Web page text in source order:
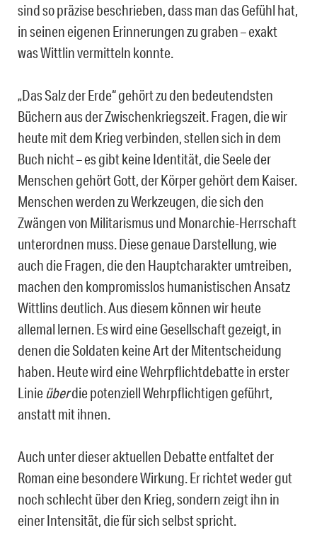
sind so präzise beschrieben, dass man das Gefühl hat,
in seinen eigenen Erinnerungen zu graben – exakt
was Wittlin vermitteln konnte.
„Das Salz der Erde“ gehört zu den bedeutendsten
Büchern aus der Zwischenkriegszeit. Fragen, die wir
heute mit dem Krieg verbinden, stellen sich in dem
Buch nicht – es gibt keine Identität, die Seele der
Menschen gehört Gott, der Körper gehört dem Kaiser.
Menschen werden zu Werkzeugen, die sich den
Zwängen von Militarismus und Monarchie-Herrschaft
unterordnen muss. Diese genaue Darstellung, wie
auch die Fragen, die den Hauptcharakter umtreiben,
machen den kompromisslos humanistischen Ansatz
Wittlins deutlich. Aus diesem können wir heute
allemal lernen. Es wird eine Gesellschaft gezeigt, in
denen die Soldaten keine Art der Mitentscheidung
haben. Heute wird eine Wehrpflichtdebatte in erster
Linie überdie potenziell Wehrpflichtigen geführt,
anstatt mit ihnen.
Auch unter dieser aktuellen Debatte entfaltet der
Roman eine besondere Wirkung. Er richtet weder gut
noch schlecht über den Krieg, sondern zeigt ihn in
einer Intensität, die für sich selbst spricht.